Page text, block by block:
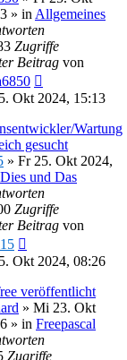
» in Allgemeines
Zugriffe
Beitrag von
Okt 2024, 15:13
Wartung
gesucht
» Fr 25. Okt 2024,
Dies und Das
Zugriffe
Beitrag von
Okt 2024, 08:26
veröffentlicht
» Mi 23. Okt
» in Freepascal
Zugriffe